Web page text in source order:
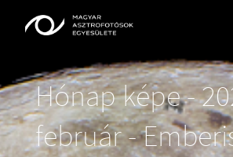
Hónap képe -
február -